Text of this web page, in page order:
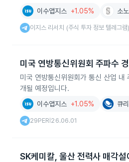
이수앱지스 +1.05% 소
이지스 리서치 (주식 투자 정보 텔레그램)
미국 연방통신위원회 주파수
미국 연방통신위원회가 통신 산업
개될 예정입니다.
이수앱지스 +1.05% 큐
29PER 26.06.01
SK케미칼, 울산 전력사 매각설